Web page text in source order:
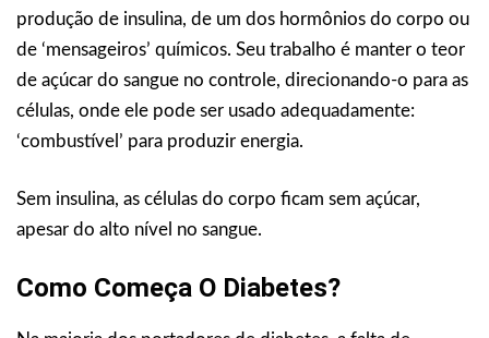
produção de insulina, de um dos hormônios do corpo ou
de ‘mensageiros’ químicos. Seu trabalho é manter o teor
de açúcar do sangue no controle, direcionando-o para as
células, onde ele pode ser usado adequadamente:
‘combustível’ para produzir energia.
Sem insulina, as células do corpo ficam sem açúcar,
apesar do alto nível no sangue.
Como Começa O Diabetes?